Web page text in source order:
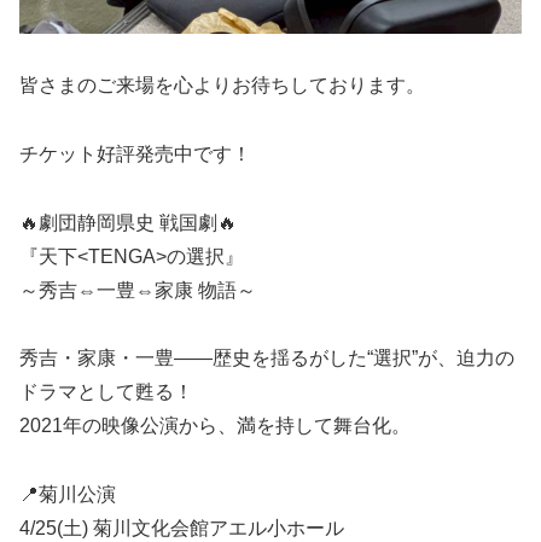
皆さまのご来場を心よりお待ちしております。
チケット好評発売中です！
🔥劇団静岡県史 戦国劇🔥
『天下<TENGA>の選択』
～秀吉⇔一豊⇔家康 物語～
秀吉・家康・一豊——歴史を揺るがした“選択”が、迫力の
ドラマとして甦る！
2021年の映像公演から、満を持して舞台化。
📍菊川公演
4/25(土) 菊川文化会館アエル小ホール